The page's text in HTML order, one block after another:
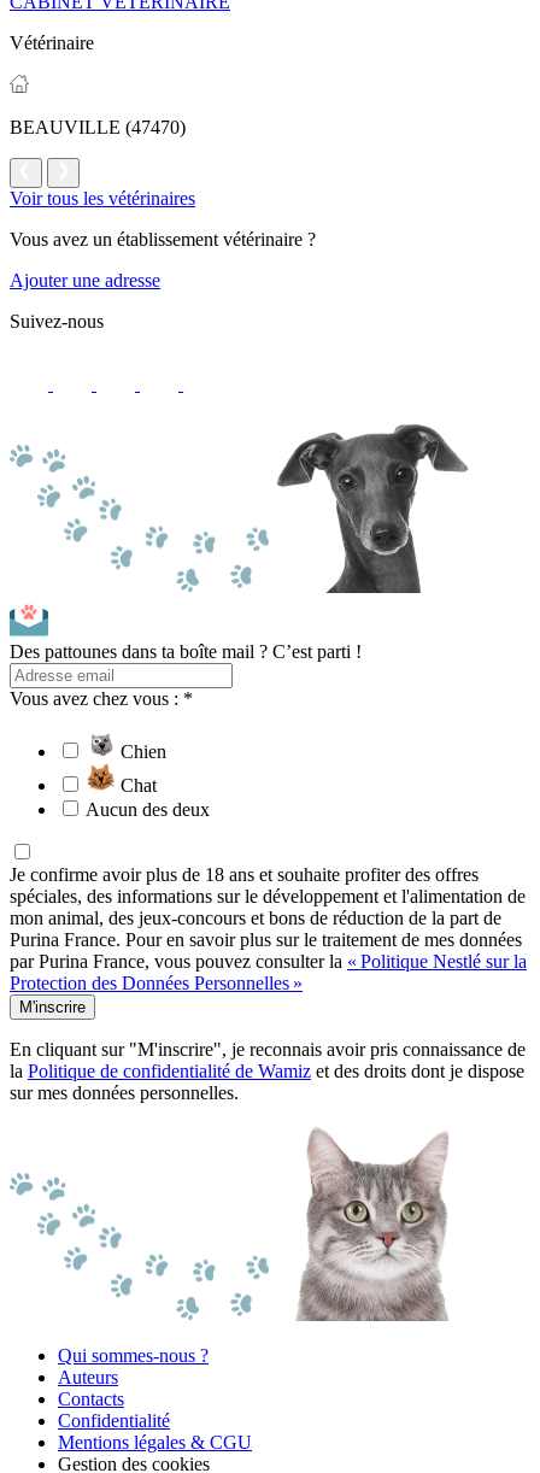
Vétérinaire
BEAUVILLE (47470)
Voir tous les vétérinaires
Vous avez un établissement vétérinaire ?
Ajouter une adresse
Suivez-nous
Des pattounes dans ta boîte mail ? C’est parti !
Vous avez chez vous : *
Chien
Chat
Aucun des deux
Je confirme avoir plus de 18 ans et souhaite profiter des offres
spéciales, des informations sur le développement et l'alimentation de
mon animal, des jeux-concours et bons de réduction de la part de
Purina France. Pour en savoir plus sur le traitement de mes données
par Purina France, vous pouvez consulter la « Politique Nestlé sur la
Protection des Données Personnelles »
M'inscrire
En cliquant sur "M'inscrire", je reconnais avoir pris connaissance de
la Politique de confidentialité de Wamiz et des droits dont je dispose
sur mes données personnelles.
Qui sommes-nous ?
Auteurs
Contacts
Confidentialité
Mentions légales & CGU
Gestion des cookies